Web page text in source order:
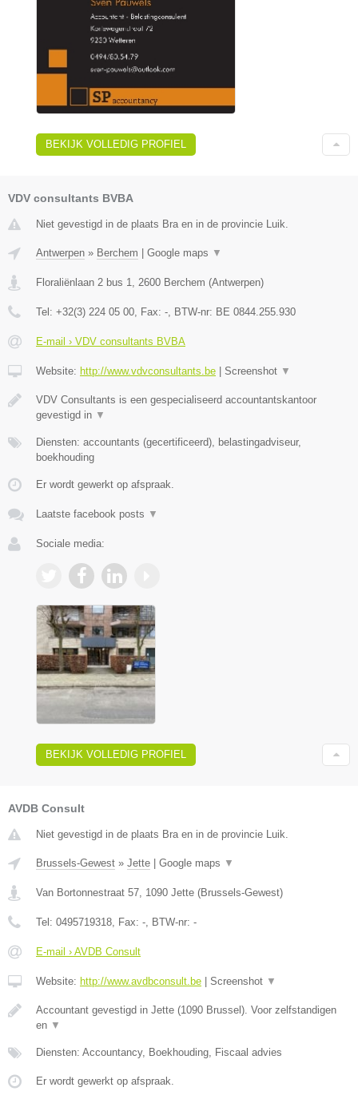
BEKIJK VOLLEDIG PROFIEL
VDV consultants BVBA
Niet gevestigd in de plaats Bra en in de provincie Luik.
Antwerpen » Berchem | Google maps ▼
Floraliënlaan 2 bus 1 2600 Berchem (Antwerpen)
Tel: +32(3) 224 05 00 , Fax: - , BTW-nr: BE 0844.255.930
E-mail › VDV consultants BVBA
Website: http://www.vdvconsultants.be | Screenshot ▼
VDV Consultants is een gespecialiseerd accountantskantoor
gevestigd in ▼
Diensten: accountants (gecertificeerd), belastingadviseur,
boekhouding
Er wordt gewerkt op afspraak.
Laatste facebook posts ▼
Sociale media:
BEKIJK VOLLEDIG PROFIEL
AVDB Consult
Niet gevestigd in de plaats Bra en in de provincie Luik.
Brussels-Gewest » Jette | Google maps ▼
Van Bortonnestraat 57 1090 Jette (Brussels-Gewest)
Tel: 0495719318 , Fax: - , BTW-nr: -
E-mail › AVDB Consult
Website: http://www.avdbconsult.be | Screenshot ▼
Accountant gevestigd in Jette (1090 Brussel). Voor zelfstandigen
en ▼
Diensten: Accountancy, Boekhouding, Fiscaal advies
Er wordt gewerkt op afspraak.